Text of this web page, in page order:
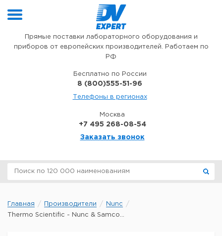
Прямые поставки лабораторного оборудования и
приборов от европейских производителей. Работаем по
РФ
Бесплатно по России
8 (800)555-51-96
Телефоны в регионах
Москва
+7 495 268-08-54
Заказать звонок
Главная Производители
Nunc
Thermo Scientific - Nunc & Samco...